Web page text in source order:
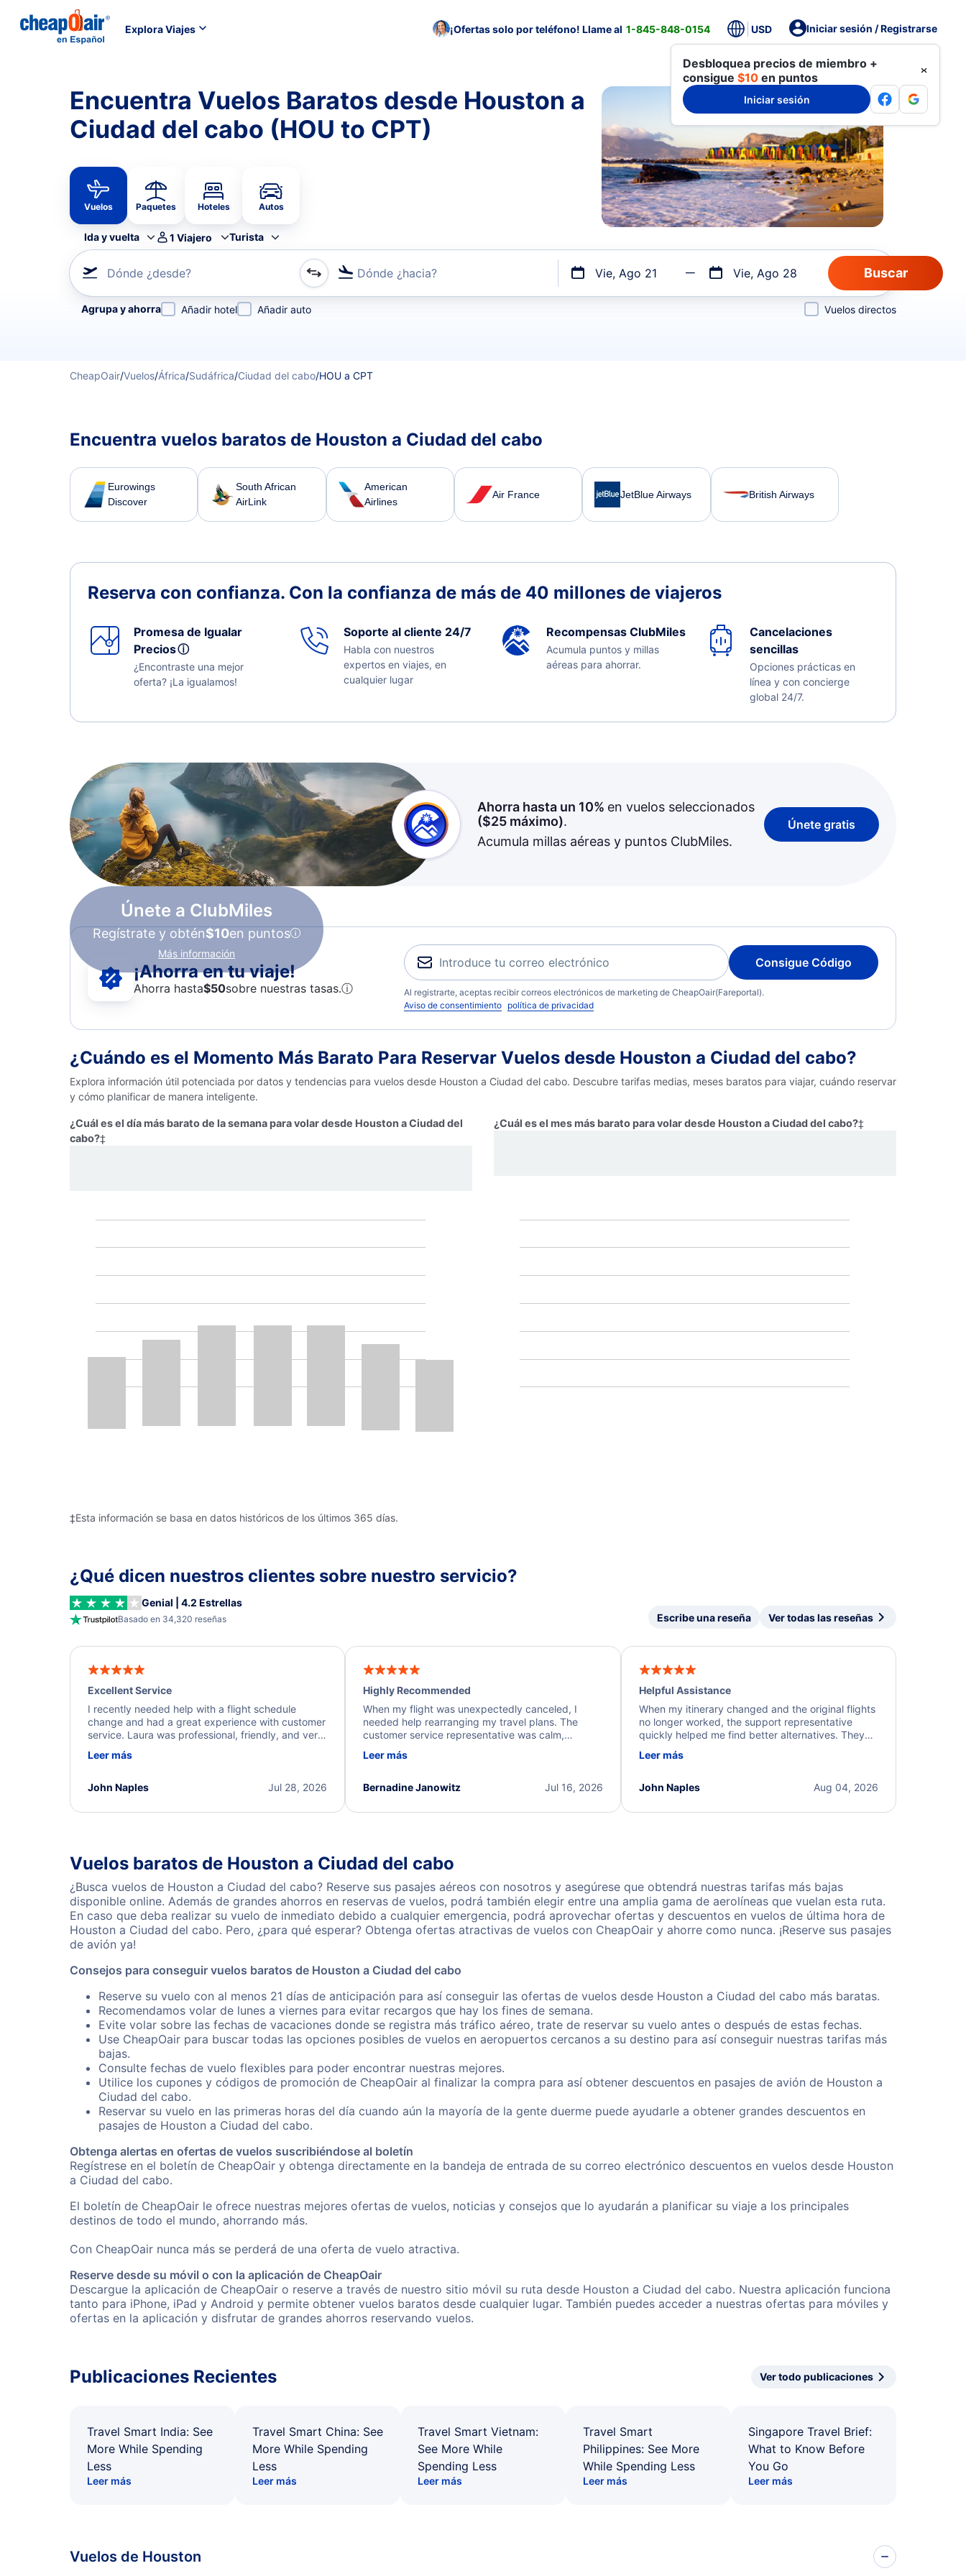
Explora Viajes ¡Ofertas solo por teléfono! Llame al 1-845-848-0154 USD Iniciar sesión / Registrarse
Desbloquea precios de miembro +
consigue $10 en puntos
Iniciar sesión
Encuentra Vuelos Baratos desde Houston a
Ciudad del cabo (HOU to CPT)
Vuelos Paquetes Hoteles Autos
Ida y vuelta 1 Viajero Turista
Dónde ¿desde? Dónde ¿hacia? Vie, Ago 21 Vie, Ago 28
Refina tu búsqueda por aerolínea, por ciudad o aeropuerto o por vuelos directos
Agrupa y ahorra Añadir hotel Añadir auto Vuelos directos
CheapOair/Vuelos/África/Sudáfrica/Ciudad del cabo/HOU a CPT
Encuentra vuelos baratos de Houston a Ciudad del cabo
Eurowings
Discover
South African
AirLink
American
Airlines
Air France JetBlue Airways British Airways
Reserva con confianza. Con la confianza de más de 40 millones de viajeros
Promesa de Igualar
Preciosⓘ
¿Encontraste una mejor
oferta? ¡La igualamos!
Soporte al cliente 24/7
Habla con nuestros
expertos en viajes, en
cualquier lugar
Recompensas ClubMiles
Acumula puntos y millas
aéreas para ahorrar.
Cancelaciones
sencillas
Opciones prácticas en
línea y con concierge
global 24/7.
Únete a ClubMiles
Regístrate y obtén$10en puntos
Más información
Ahorra hasta un 10% en vuelos seleccionados
($25máximo).
Acumula millas aéreas y puntos ClubMiles.
Únete gratis
¡Ahorra en tu viaje!
Ahorra hasta$50sobre nuestras tasas.ⓘ
Consigue Código
Al registrarte, aceptas recibir correos electrónicos de marketing de CheapOair(Fareportal).
Aviso de consentimiento política de privacidad
¿Cuándo es el Momento Más Barato Para Reservar Vuelos desde Houston a Ciudad del cabo?
Explora información útil potenciada por datos y tendencias para vuelos desde Houston a Ciudad del cabo. Descubre tarifas medias, meses baratos para viajar, cuándo reservar
y cómo planificar de manera inteligente.
¿Cuál es el día más barato de la semana para volar desde Houston a Ciudad del
cabo?‡
¿Cuál es el mes más barato para volar desde Houston a Ciudad del cabo?‡
‡Esta información se basa en datos históricos de los últimos 365 días.
¿Qué dicen nuestros clientes sobre nuestro servicio?
Genial | 4.2 Estrellas
Basado en 34,320 reseñas Escribe una reseña Ver todas las reseñas
Excellent Service
I recently needed help with a flight schedule
change and had a great experience with customer
service. Laura was professional, friendly, and very
a solution and kept me informed of the next steps.
Leer más
Jul 28, 2026
John Naples
Highly Recommended
When my flight was unexpectedly canceled, I
needed help rearranging my travel plans. The
customer service representative was calm,
process. They quickly found alternative flight
I truly appreciate the excellent support and
Leer más
Jul 16, 2026
Bernadine Janowitz
Helpful Assistance
When my itinerary changed and the original flights
no longer worked, the support representative
quickly helped me find better alternatives. They
beyond to resolve the issue. I'm grateful for the
Leer más
Aug 04, 2026
John Naples
Vuelos baratos de Houston a Ciudad del cabo
¿Busca vuelos de Houston a Ciudad del cabo? Reserve sus pasajes aéreos con nosotros y asegúrese que obtendrá nuestras tarifas más bajas
disponible online. Además de grandes ahorros en reservas de vuelos, podrá también elegir entre una amplia gama de aerolíneas que vuelan esta ruta.
En caso que deba realizar su vuelo de inmediato debido a cualquier emergencia, podrá aprovechar ofertas y descuentos en vuelos de última hora de
Houston a Ciudad del cabo. Pero, ¿para qué esperar? Obtenga ofertas atractivas de vuelos con CheapOair y ahorre como nunca. ¡Reserve sus pasajes
de avión ya!
Consejos para conseguir vuelos baratos de Houston a Ciudad del cabo
Reserve su vuelo con al menos 21 días de anticipación para así conseguir las ofertas de vuelos desde Houston a Ciudad del cabo más baratas.
Recomendamos volar de lunes a viernes para evitar recargos que hay los fines de semana.
Evite volar sobre las fechas de vacaciones donde se registra más tráfico aéreo, trate de reservar su vuelo antes o después de estas fechas.
Use CheapOair para buscar todas las opciones posibles de vuelos en aeropuertos cercanos a su destino para así conseguir nuestras tarifas más
bajas.
Consulte fechas de vuelo flexibles para poder encontrar nuestras mejores.
Utilice los cupones y códigos de promoción de CheapOair al finalizar la compra para así obtener descuentos en pasajes de avión de Houston a
Ciudad del cabo.
Reservar su vuelo en las primeras horas del día cuando aún la mayoría de la gente duerme puede ayudarle a obtener grandes descuentos en
pasajes de Houston a Ciudad del cabo.
Obtenga alertas en ofertas de vuelos suscribiéndose al boletín
Regístrese en el boletín de CheapOair y obtenga directamente en la bandeja de entrada de su correo electrónico descuentos en vuelos desde Houston
a Ciudad del cabo.
El boletín de CheapOair le ofrece nuestras mejores ofertas de vuelos, noticias y consejos que lo ayudarán a planificar su viaje a los principales
destinos de todo el mundo, ahorrando más.
Con CheapOair nunca más se perderá de una oferta de vuelo atractiva.
Reserve desde su móvil o con la aplicación de CheapOair
Descargue la aplicación de CheapOair o reserve a través de nuestro sitio móvil su ruta desde Houston a Ciudad del cabo. Nuestra aplicación funciona
tanto para iPhone, iPad y Android y permite obtener vuelos baratos desde cualquier lugar. También puedes acceder a nuestras ofertas para móviles y
ofertas en la aplicación y disfrutar de grandes ahorros reservando vuelos.
Publicaciones Recientes Ver todo publicaciones
Travel Smart India: See
More While Spending
Less
Leer más
Travel Smart China: See
More While Spending
Less
Leer más
Travel Smart Vietnam:
See More While
Spending Less
Leer más
Travel Smart
Philippines: See More
While Spending Less
Leer más
Singapore Travel Brief:
What to Know Before
You Go
Leer más
Vuelos de Houston